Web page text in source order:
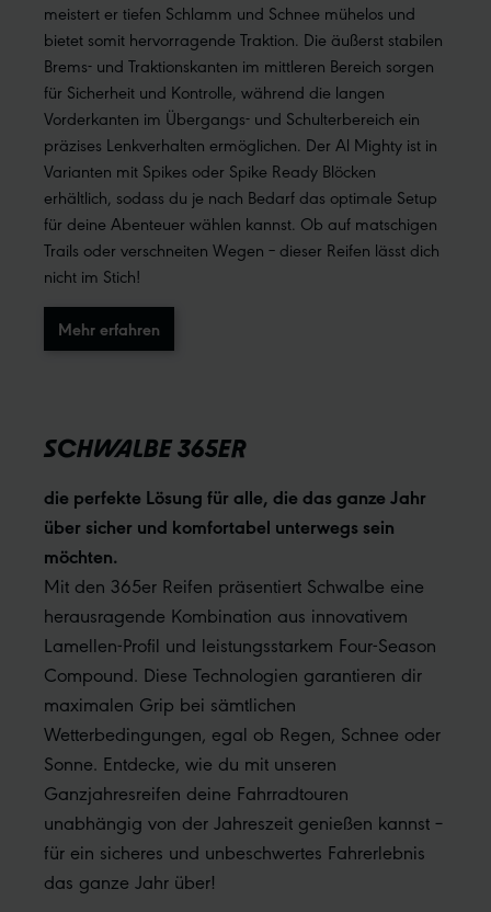
meistert er tiefen Schlamm und Schnee mühelos und
bietet somit hervorragende Traktion. Die äußerst stabilen
Brems- und Traktionskanten im mittleren Bereich sorgen
für Sicherheit und Kontrolle, während die langen
Vorderkanten im Übergangs- und Schulterbereich ein
präzises Lenkverhalten ermöglichen. Der Al Mighty ist in
Varianten mit Spikes oder Spike Ready Blöcken
erhältlich, sodass du je nach Bedarf das optimale Setup
für deine Abenteuer wählen kannst. Ob auf matschigen
Trails oder verschneiten Wegen – dieser Reifen lässt dich
nicht im Stich!
Mehr erfahren
SCHWALBE 365ER
die perfekte Lösung für alle, die das ganze Jahr
über sicher und komfortabel unterwegs sein
möchten.
Mit den 365er Reifen präsentiert Schwalbe eine
herausragende Kombination aus innovativem
Lamellen-Profil und leistungsstarkem Four-Season
Compound. Diese Technologien garantieren dir
maximalen Grip bei sämtlichen
Wetterbedingungen, egal ob Regen, Schnee oder
Sonne. Entdecke, wie du mit unseren
Ganzjahresreifen deine Fahrradtouren
unabhängig von der Jahreszeit genießen kannst –
für ein sicheres und unbeschwertes Fahrerlebnis
das ganze Jahr über!